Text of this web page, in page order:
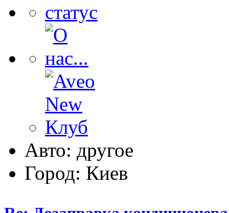
Авто: другое
Город: Киев